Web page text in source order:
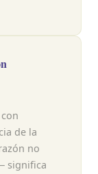
de la
no
significa